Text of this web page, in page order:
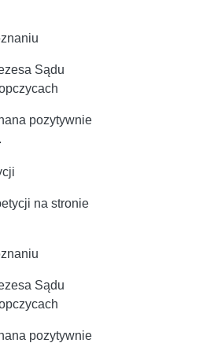
Sądu
pozytywnie
na stronie
Sądu
pozytywnie